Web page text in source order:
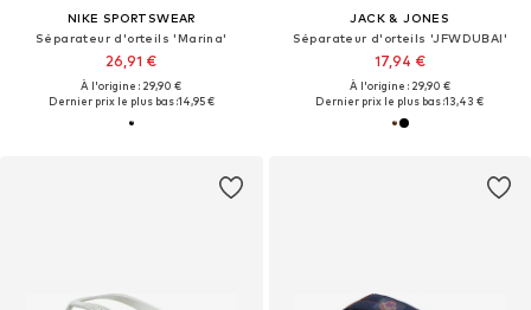
NIKE SPORTSWEAR
Séparateur d'orteils 'Marina'
26,91 €
À l'origine : 29,90 €
Dernier prix le plus bas :14,95 €
JACK & JONES
Séparateur d'orteils 'JFWDUBAI'
17,94 €
À l'origine : 29,90 €
Dernier prix le plus bas :13,43 €